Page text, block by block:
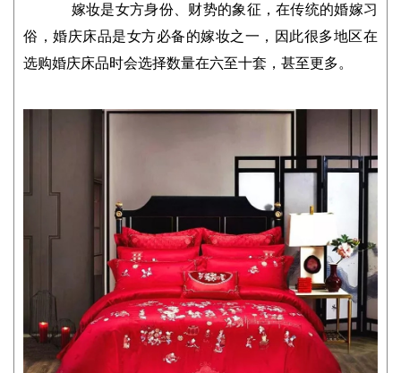
嫁妆是女方身份、财势的象征，在传统的婚嫁习
俗，婚庆床品是女方必备的嫁妆之一，因此很多地区在
选购婚庆床品时会选择数量在六至十套，甚至更多。